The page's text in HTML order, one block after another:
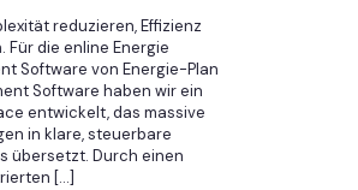
reduzieren, Effizienz
Für die enline Energie
Software von Energie-Plan
Software haben wir ein
entwickelt, das massive
in klare, steuerbare
übersetzt. Durch einen
[…]